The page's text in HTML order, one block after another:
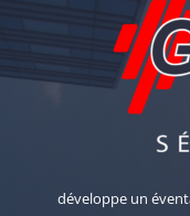
développe un